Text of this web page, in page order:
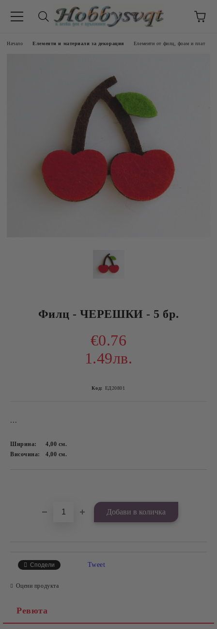
Начало Елементи и материали за декорация Елементи от филц, фоам и плат
Филц - ЧЕРЕШКИ - 5 бр.
€0.76
1.49лв.
Код: ЕД20801
...
Ширина: 4,00 см.
Височина:
4,00 см.
Сподели Tweet
Оцени продукта
Ревюта